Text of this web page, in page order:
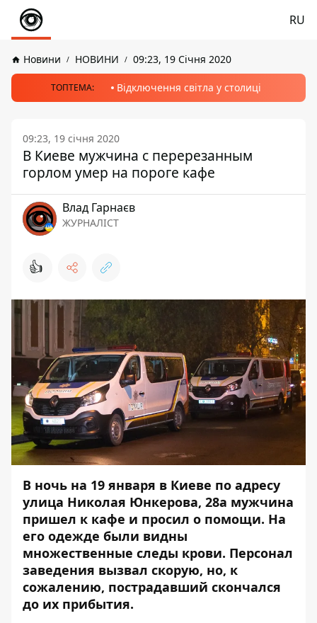
RU
Новини НОВИНИ 09:23, 19 Січня 2020
ТОПТЕМА: Відключення світла у столиці
09:23, 19 січня 2020
В Киеве мужчина с перерезанным
горлом умер на пороге кафе
Влад Гарнаєв
ЖУРНАЛІСТ
👍
В ночь на 19 января в Киеве по адресу
улица Николая Юнкерова, 28а мужчина
пришел к кафе и просил о помощи. На
его одежде были видны
множественные следы крови. Персонал
заведения вызвал скорую, но, к
сожалению, пострадавший скончался
до их прибытия.